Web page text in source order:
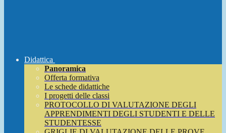
Didattica
Panoramica
Offerta formativa
Le schede didattiche
I progetti delle classi
PROTOCOLLO DI VALUTAZIONE DEGLI
APPRENDIMENTI DEGLI STUDENTI E DELLE
STUDENTESSE